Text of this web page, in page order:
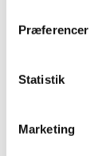
Præferencer
Statistik
Marketing
og jeg vil
Kurt Skov,